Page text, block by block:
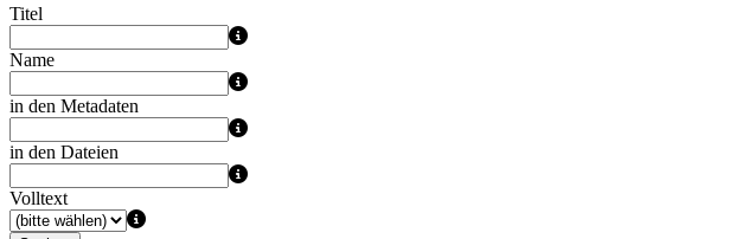
Titel
Name
in den Metadaten
in den Dateien
Volltext